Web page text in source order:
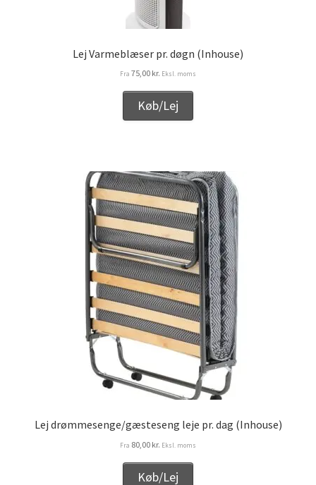
Lej Varmeblæser pr. døgn (Inhouse)
Fra 75,00 kr. Eksl. moms
Køb/Lej
Lej drømmesenge/gæsteseng leje pr. dag (Inhouse)
Fra 80,00 kr. Eksl. moms
Køb/Lej